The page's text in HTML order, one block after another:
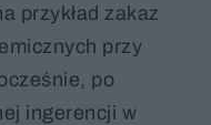
przykład zakaz
przy
po
ingerencji w